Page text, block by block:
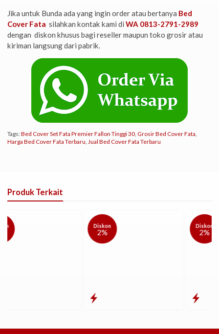
Jika untuk Bunda ada yang ingin order atau bertanya Bed
Cover Fata silahkan kontak kami di WA 0813-2791-2989
dengan diskon khusus bagi reseller maupun toko grosir atau
kiriman langsung dari pabrik.
Tags:Bed Cover Set Fata Premier Fallon Tinggi 30 Grosir Bed Cover Fata
Harga Bed Cover Fata Terbaru Jual Bed Cover Fata Terbaru
Produk Terkait